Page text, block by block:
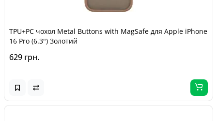
TPU+PC чохол Metal Buttons with MagSafe для Apple iPhone
16 Pro (6.3") Золотий
629 грн.